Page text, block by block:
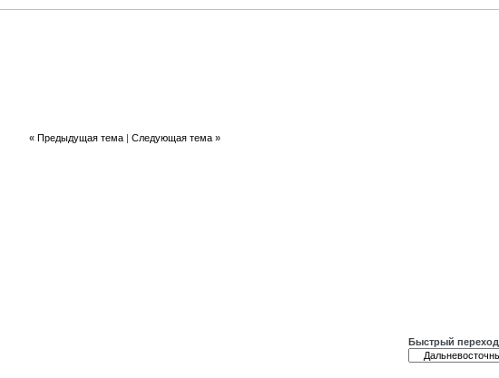
« Предыдущая тема| Следующая тема »
Быстрый переход